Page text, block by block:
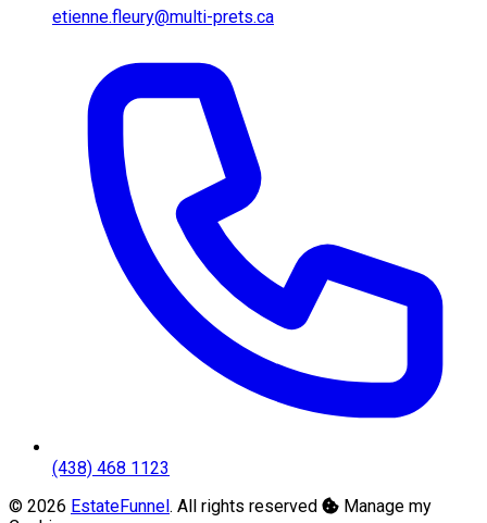
etienne.fleury@multi-prets.ca
(438) 468 1123
© 2026 EstateFunnel. All rights reserved
Manage my